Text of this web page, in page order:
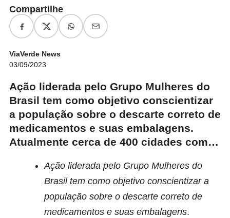
Compartilhe
ViaVerde News
03/09/2023
Ação liderada pelo Grupo Mulheres do
Brasil tem como objetivo conscientizar
a população sobre o descarte correto de
medicamentos e suas embalagens.
Atualmente cerca de 400 cidades com…
Ação liderada pelo Grupo Mulheres do
Brasil tem como objetivo conscientizar a
população sobre o descarte correto de
medicamentos e suas embalagens.